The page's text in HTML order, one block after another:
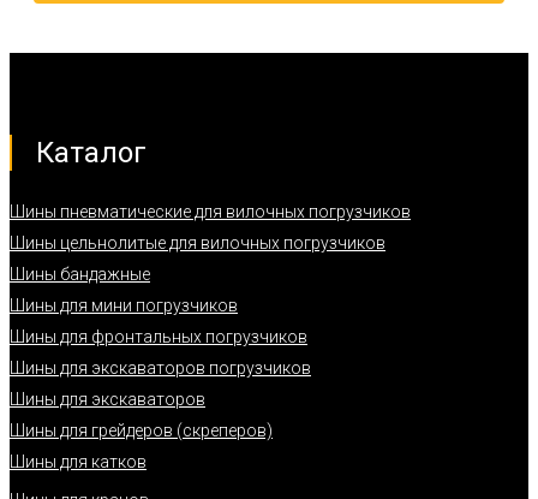
Каталог
Шины пневматические для вилочных погрузчиков
Шины цельнолитые для вилочных погрузчиков
Шины бандажные
Шины для мини погрузчиков
Шины для фронтальных погрузчиков
Шины для экскаваторов погрузчиков
Шины для экскаваторов
Шины для грейдеров (скреперов)
Шины для катков